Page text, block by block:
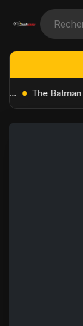
L'Âge de Glace : Le Réveil du Volcan – Manny, Sid et Diego de retour pour une aventure explosive